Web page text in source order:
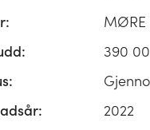
MØRE
390
2022